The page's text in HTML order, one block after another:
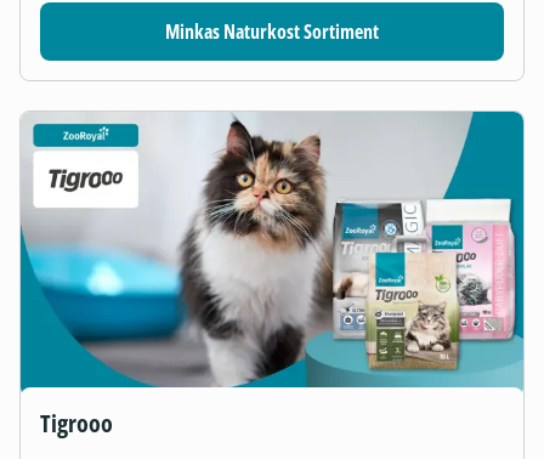
Minkas Naturkost Sortiment
Tigrooo